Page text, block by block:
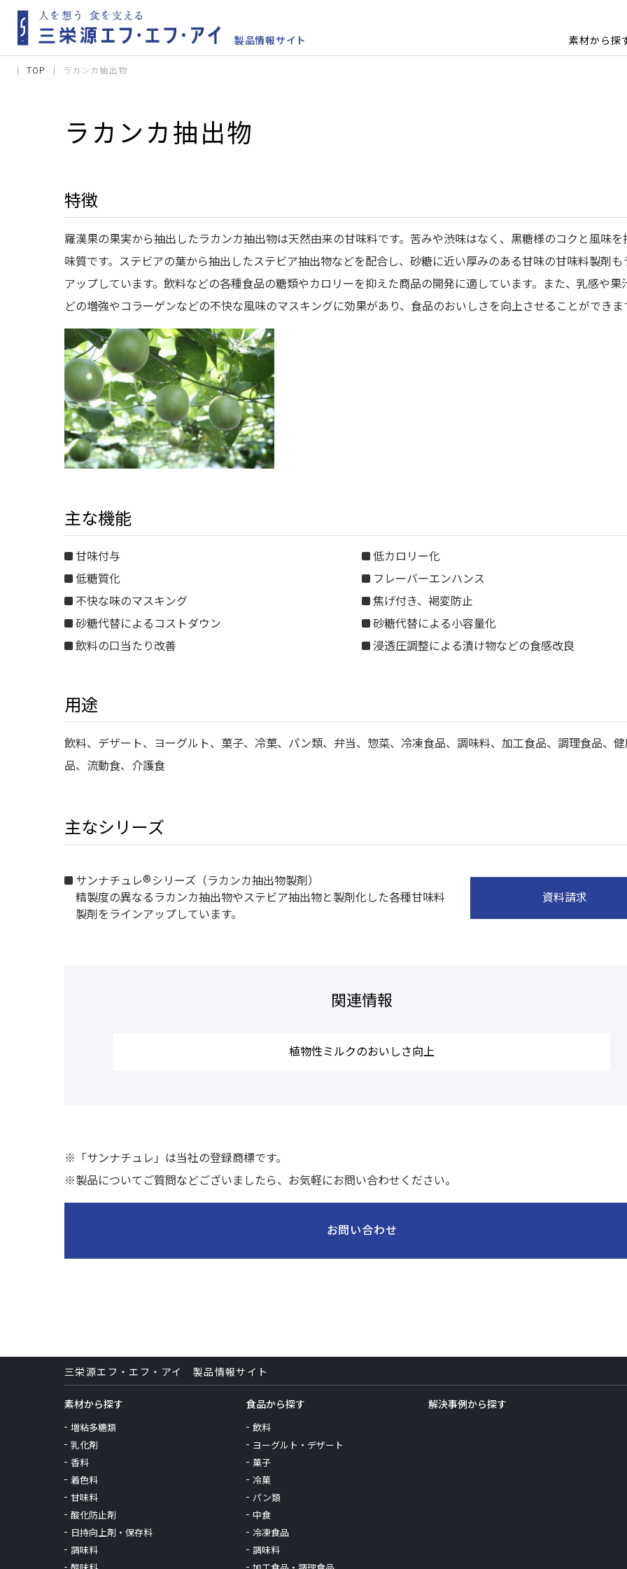
素材から探
TOP ラカンカ抽出物
ラカンカ抽出物
特徴
羅漢果の果実から抽出したラカンカ抽出物は天然由来の甘味料です。苦みや渋味はなく、黒糖様のコクと風味を
味質です。ステビアの葉から抽出したステビア抽出物などを配合し、砂糖に近い厚みのある甘味の甘味料製剤も
アップしています。飲料などの各種食品の糖類やカロリーを抑えた商品の開発に適しています。また、乳感や果
どの増強やコラーゲンなどの不快な風味のマスキングに効果があり、食品のおいしさを向上させることができま
主な機能
甘味付与
低カロリー化
低糖質化
フレーバーエンハンス
不快な味のマスキング
焦げ付き、褐変防止
砂糖代替によるコストダウン
砂糖代替による小容量化
飲料の口当たり改善
浸透圧調整による漬け物などの食感改良
用途
飲料、デザート、ヨーグルト、菓子、冷菓、パン類、弁当、惣菜、冷凍食品、調味料、加工食品、調理食品、
品、流動食、介護食
主なシリーズ
サンナチュレ® シリーズ（ラカンカ抽出物製剤）
精製度の異なるラカンカ抽出物やステビア抽出物と製剤化した各種甘味料
製剤をラインアップしています。
資料請求
関連情報
植物性ミルクのおいしさ向上
※「サンナチュレ」は当社の登録商標です。
※製品についてご質問などございましたら、お気軽にお問い合わせください。
お問い合わせ
三栄源エフ・エフ・アイ 製品情報サイト
素材から探す
増粘多糖類
乳化剤
香料
着色料
甘味料
酸化防止剤
日持向上剤・保存料
調味料
食品から探す
飲料
ヨーグルト・デザート
菓子
冷菓
パン類
中食
冷凍食品
調味料
解決事例から探す